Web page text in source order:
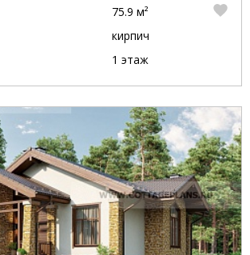
75.9 м²
кирпич
1 этаж